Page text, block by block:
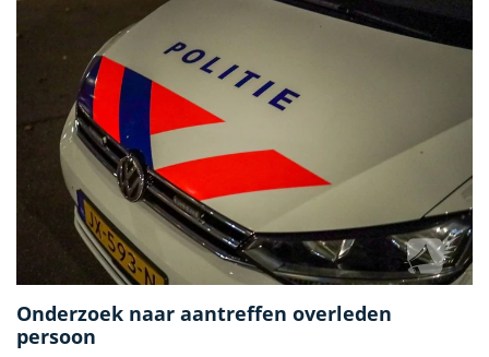
Onderzoek naar aantreffen overleden
persoon